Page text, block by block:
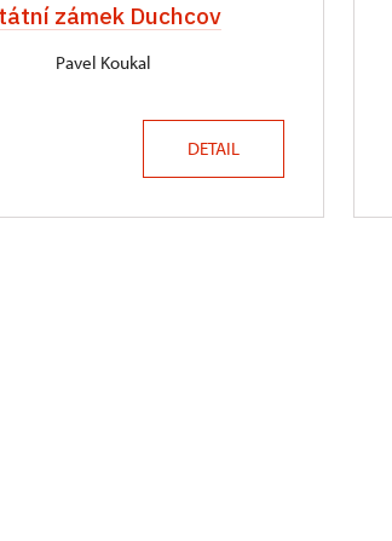
zámek Duchcov
Pavel Koukal
DETAIL